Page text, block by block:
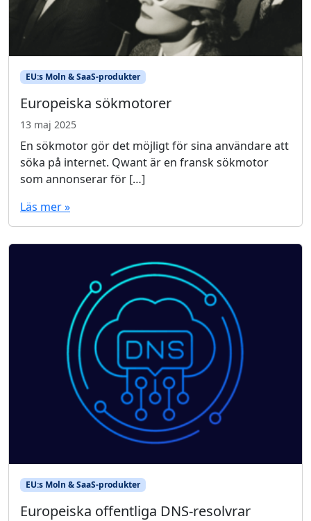
EU:s Moln & SaaS-produkter
Europeiska sökmotorer
13 maj 2025
En sökmotor gör det möjligt för sina användare att
söka på internet. Qwant är en fransk sökmotor
som annonserar för […]
Läs mer »
EU:s Moln & SaaS-produkter
Europeiska offentliga DNS-resolvrar